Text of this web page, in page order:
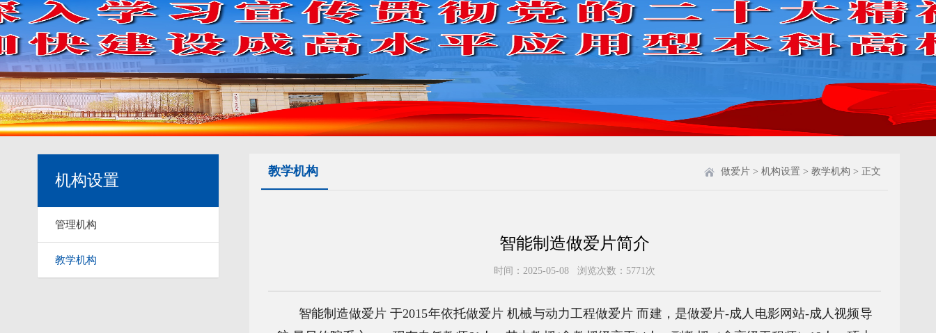
机构设置
管理机构
教学机构
教学机构 做爱片 > 机构设置 > 教学机构 > 正文
智能制造做爱片简介
时间：2025-05-08 浏览次数： 5771次
智能制造做爱片 于2015年依托做爱片 机械与动力工程做爱片 而建，是做爱片-成人电影网站-成人视频导